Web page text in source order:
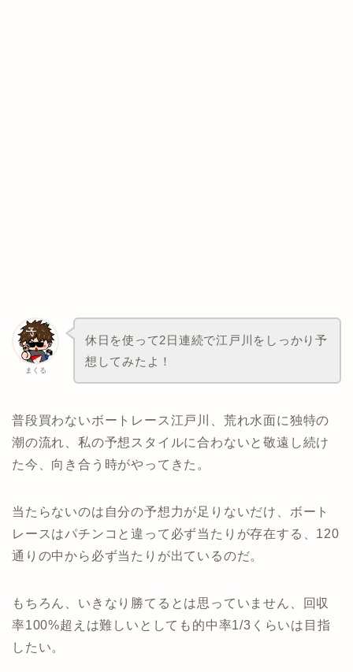
まくる
休日を使って2日連続で江戸川をしっかり予
想してみたよ！
普段買わないボートレース江戸川、荒れ水面に独特の
潮の流れ、私の予想スタイルに合わないと敬遠し続け
た今、向き合う時がやってきた。
当たらないのは自分の予想力が足りないだけ、ボート
レースはパチンコと違って必ず当たりが存在する、120
通りの中から必ず当たりが出ているのだ。
もちろん、いきなり勝てるとは思っていません、回収
率100%超えは難しいとしても的中率1/3くらいは目指
したい。